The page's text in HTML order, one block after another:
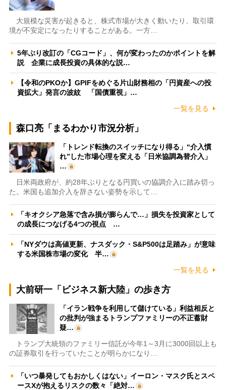
大規模な災害が起きると、株式市場が大きく動いたり、取引環
境が不安定になったりすることがある。一方…
5年ぶり改訂の「CGコード」、何が変わったのかポイントを解
説 企業に成長投資の具体的な説…
【令和のPKOか】GPIFをめぐる片山財務相の「円資産への投
資拡大」発言の波紋 「国債重視」…
一覧を見る
森口亮「まるわかり市況分析」
「トレンド転換のスイッチになり得る」“介入慣
れ”した市場心理を変える「日米協調為替介入」
…
日米両政府が、約28年ぶりとなる円買いの協調介入に踏み切っ
た。米国も追加介入を辞さない姿勢を示して…
「キオクシア急落で含み損が膨らんで…」損失を投資家として
の成長につなげる4つの視点 …
「NYダウは高値更新、ナスダック・S&P500は足踏み」が意味
する米国株市場の変化 半…
一覧を見る
大前研一「ビジネス新大陸」の歩き方
「イラン戦争を利用して儲けている」利益相反と
の批判が強まるトランプファミリーの不正蓄財
疑…
トランプ大統領のファミリー信託が今年1～3月に3000回以上も
の証券取引を行っていたことが明らかになり…
「いつ暴発してもおかしくはない」イーロン・マスク氏とスペ
ースXが抱えるリスクの数々「絶対…